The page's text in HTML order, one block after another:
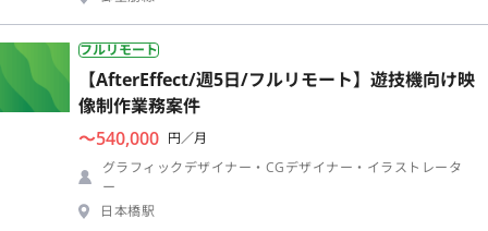
フルリモート
【AfterEffect/週5日/フルリモート】遊技機向け映
像制作業務案件
〜540,000 円／月
グラフィックデザイナー・CGデザイナー・イラストレータ
ー
日本橋駅